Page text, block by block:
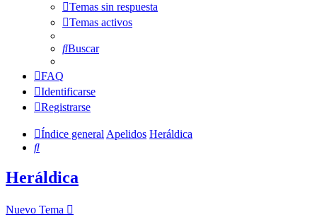
Temas sin respuesta
Temas activos
Buscar
FAQ
Identificarse
Registrarse
Índice generalApelidos Heráldica
Buscar
Heráldica
Nuevo Tema